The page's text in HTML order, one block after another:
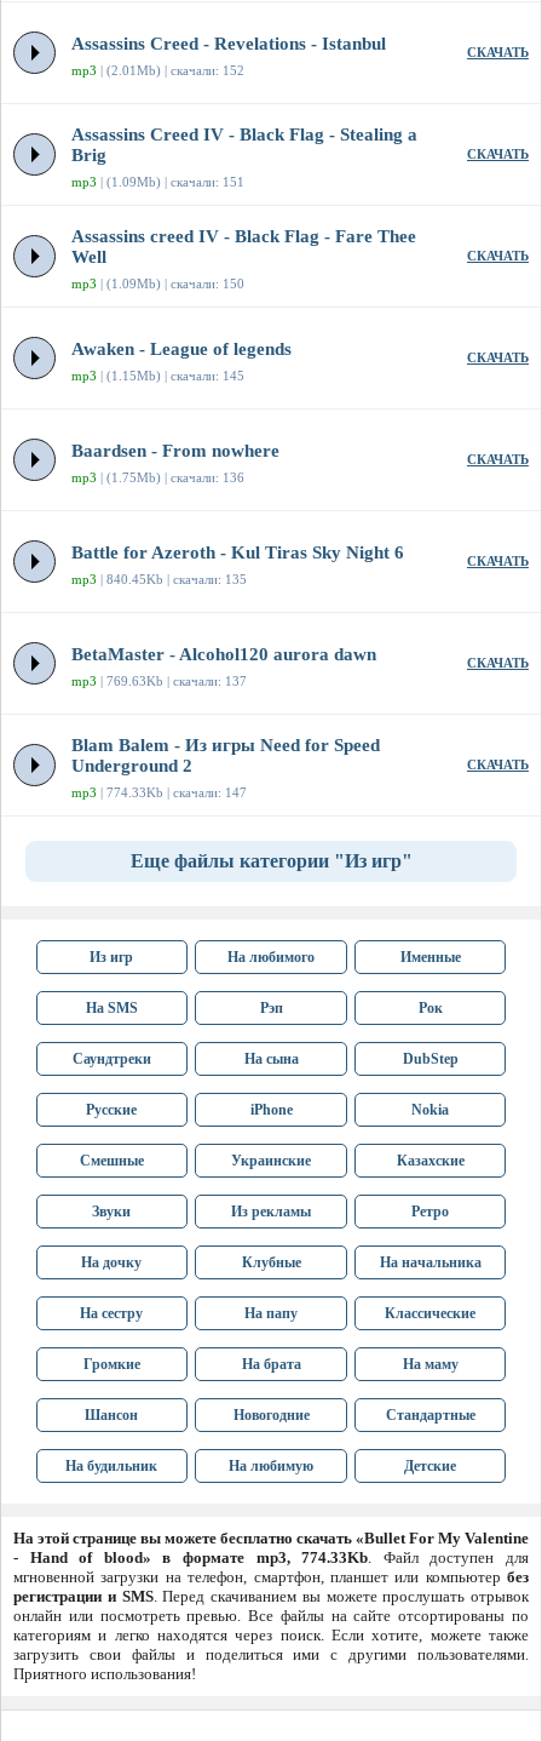
Assassins Creed - Revelations - Istanbul
mp3 | (2.01Mb) | скачали: 152
СКАЧАТЬ
Assassins Creed IV - Black Flag - Stealing a
Brig
mp3 | (1.09Mb) | скачали: 151
СКАЧАТЬ
Assassins creed IV - Black Flag - Fare Thee
Well
mp3 | (1.09Mb) | скачали: 150
СКАЧАТЬ
Awaken - League of legends
mp3 | (1.15Mb) | скачали: 145
СКАЧАТЬ
Baardsen - From nowhere
mp3 | (1.75Mb) | скачали: 136
СКАЧАТЬ
Battle for Azeroth - Kul Tiras Sky Night 6
mp3 | 840.45Kb | скачали: 135
СКАЧАТЬ
BetaMaster - Alcohol120 aurora dawn
mp3 | 769.63Kb | скачали: 137
СКАЧАТЬ
Blam Balem - Из игры Need for Speed
Underground 2
mp3 | 774.33Kb | скачали: 147
СКАЧАТЬ
Еще файлы категории "Из игр"
Из игр На любимого Именные
На SMS Рэп Рок
Саундтреки На сына DubStep
Русские iPhone Nokia
Смешные Украинские Казахские
Звуки Из рекламы Ретро
На дочку Клубные На начальника
На сестру На папу Классические
Громкие На брата На маму
Шансон Новогодние Стандартные
На будильник На любимую Детские
На этой странице вы можете бесплатно скачать «Bullet For My Valentine
- Hand of blood» в формате mp3, 774.33Kb. Файл доступен для
мгновенной загрузки на телефон, смартфон, планшет или компьютер без
регистрации и SMS. Перед скачиванием вы можете прослушать отрывок
онлайн или посмотреть превью. Все файлы на сайте отсортированы по
категориям и легко находятся через поиск. Если хотите, можете также
загрузить свои файлы и поделиться ими с другими пользователями.
Приятного использования!